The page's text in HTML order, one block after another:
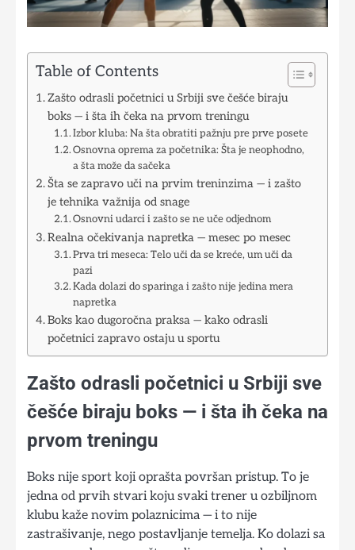
Table of Contents
Zašto odrasli početnici u Srbiji sve češće biraju
boks — i šta ih čeka na prvom treningu
Izbor kluba: Na šta obratiti pažnju pre prve posete
Osnovna oprema za početnika: Šta je neophodno,
a šta može da sačeka
Šta se zapravo uči na prvim treninzima — i zašto
je tehnika važnija od snage
Osnovni udarci i zašto se ne uče odjednom
Realna očekivanja napretka — mesec po mesec
Prva tri meseca: Telo uči da se kreće, um uči da
pazi
Kada dolazi do sparinga i zašto nije jedina mera
napretka
Boks kao dugoročna praksa — kako odrasli
početnici zapravo ostaju u sportu
Zašto odrasli početnici u Srbiji sve
češće biraju boks — i šta ih čeka na
prvom treningu
Boks nije sport koji oprašta površan pristup. To je
jedna od prvih stvari koju svaki trener u ozbiljnom
klubu kaže novim polaznicima — i to nije
zastrašivanje, nego postavljanje temelja. Ko dolazi sa